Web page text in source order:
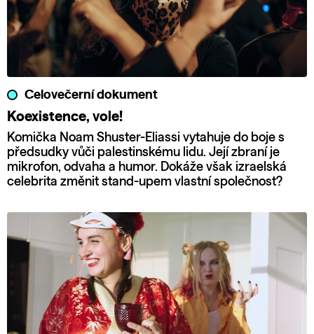
Celovečerní dokument
Koexistence, vole!
Komička Noam Shuster-Eliassi vytahuje do boje s
předsudky vůči palestinskému lidu. Její zbraní je
mikrofon, odvaha a humor. Dokáže však izraelská
celebrita změnit stand-upem vlastní společnost?